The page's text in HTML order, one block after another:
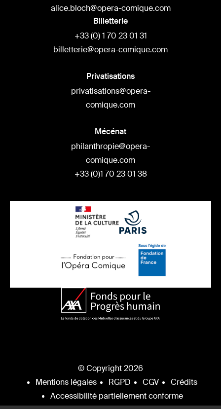
alice.bloch@opera-comique.com
Billetterie
+33 (0) 1 70 23 01 31
billetterie@opera-comique.com
Privatisations
privatisations@opera-
comique.com
Mécénat
philanthropie@opera-
comique.com
+33 (0)1 70 23 01 38
© Copyright 2026
Mentions légales
RGPD CGV
Crédits
Accessibilité partiellement conforme